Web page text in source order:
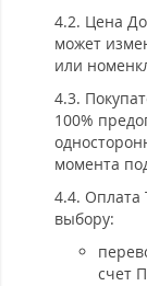
4.2. Цена
может
или
4.3.
100%
момента
4.4. Оплата
выбору:
счет